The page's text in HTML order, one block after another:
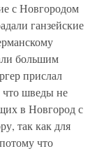
с Новгородом
ганзейские
большим
прислал
что шведы не
в Новгород с
так как для
что